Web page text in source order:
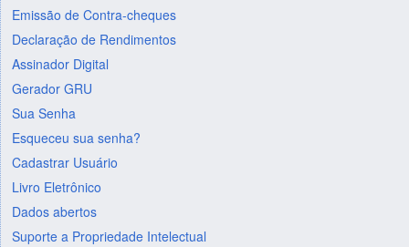
Emissão de Contra-cheques
Declaração de Rendimentos
Assinador Digital
Gerador GRU
Sua Senha
Esqueceu sua senha?
Cadastrar Usuário
Livro Eletrônico
Dados abertos
Suporte a Propriedade Intelectual